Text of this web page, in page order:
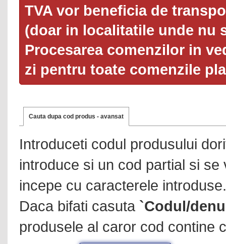
TVA vor beneficia de
(doar in localitatile unde nu
Procesarea comenzilor in
zi pentru toate comenzile
Cauta dupa cod produs - avansat
Introduceti codul produsului
introduce si un cod partial si
incepe cu caracterele introduse.
Daca bifati casuta `Codul/
produsele al caror cod contine